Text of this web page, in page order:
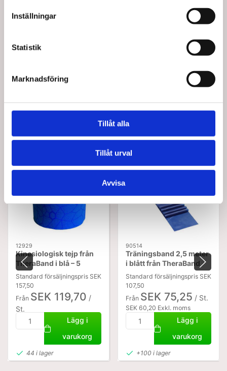
Inställningar
Statistik
Marknadsföring
Tillåt alla
Tillåt urval
Avvisa
varukorg
Köptes tillsammans med denna produkt
12929
Kinesiologisk tejp från
TheraBand i blå – 5
meter
Standard försäljningspris SEK
157,50
Från SEK 119,70 /
St.
SEK 95,76 Exkl. moms
Lägg i
varukorg
44 i lager
90514
Träningsband 2,5 meter
i blått från TheraBand
Standard försäljningspris SEK
107,50
Från SEK 75,25 / St.
SEK 60,20 Exkl. moms
Lägg i
varukorg
+100 i lager